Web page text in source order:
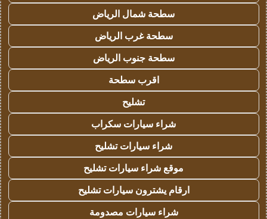
سطحة شمال الرياض
سطحة غرب الرياض
سطحة جنوب الرياض
اقرب سطحة
تشليح
شراء سيارات سكراب
شراء سيارات تشليح
موقع شراء سيارات تشليح
ارقام يشترون سيارات تشليح
شراء سيارات مصدومة